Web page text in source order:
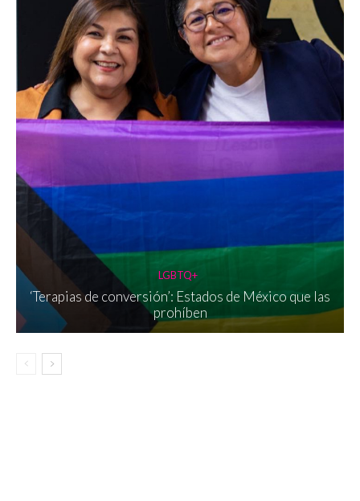
LGBTQ+
‘Terapias de conversión’: Estados de México que las
prohíben